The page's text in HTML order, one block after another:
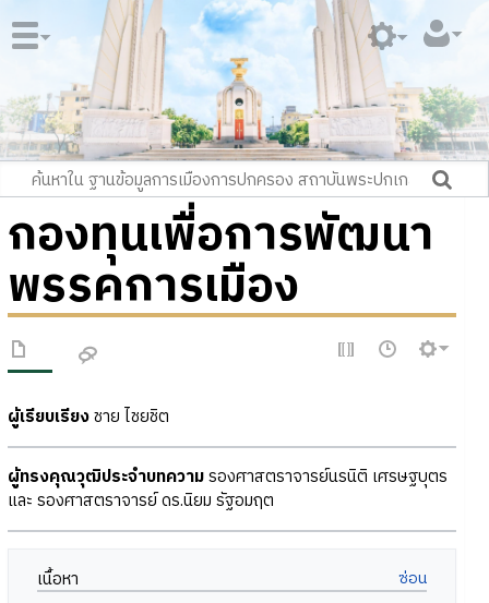
กองทุนเพื่อการพัฒนา
พรรคการเมือง
ผู้เรียบเรียงชาย ไชยชิต
ผู้ทรงคุณวุฒิประจำบทความรองศาสตราจารย์นรนิติ เศรษฐบุตร
และ รองศาสตราจารย์ ดร.นิยม รัฐอมฤต
เนื้อหา